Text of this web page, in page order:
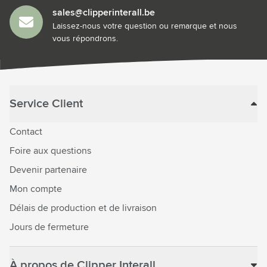
sales@clipperinterall.be
Laissez-nous votre question ou remarque et nous
vous répondrons.
Service Client
Contact
Foire aux questions
Devenir partenaire
Mon compte
Délais de production et de livraison
Jours de fermeture